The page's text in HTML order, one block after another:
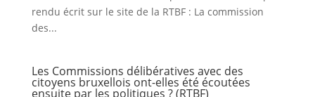
rendu écrit sur le site de la RTBF : La commission
des...
Les Commissions délibératives avec des
citoyens bruxellois ont-elles été écoutées
ensuite par les politiques ? (RTBF)